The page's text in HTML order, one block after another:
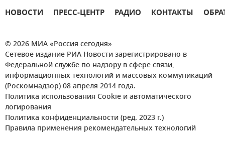
НОВОСТИ ПРЕСС-ЦЕНТР РАДИО КОНТАКТЫ
© 2026 МИА «Россия сегодня»
Сетевое издание РИА Новости зарегистрировано в
Федеральной службе по надзору в сфере связи,
информационных технологий и массовых коммуникаций
(Роскомнадзор) 08 апреля 2014 года.
Политика использования Cookie и автоматического
логирования
Политика конфиденциальности (ред. 2023 г.)
Правила применения рекомендательных технологий